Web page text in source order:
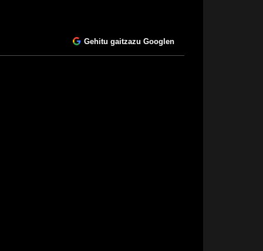
Gehitu gaitzazu Googlen